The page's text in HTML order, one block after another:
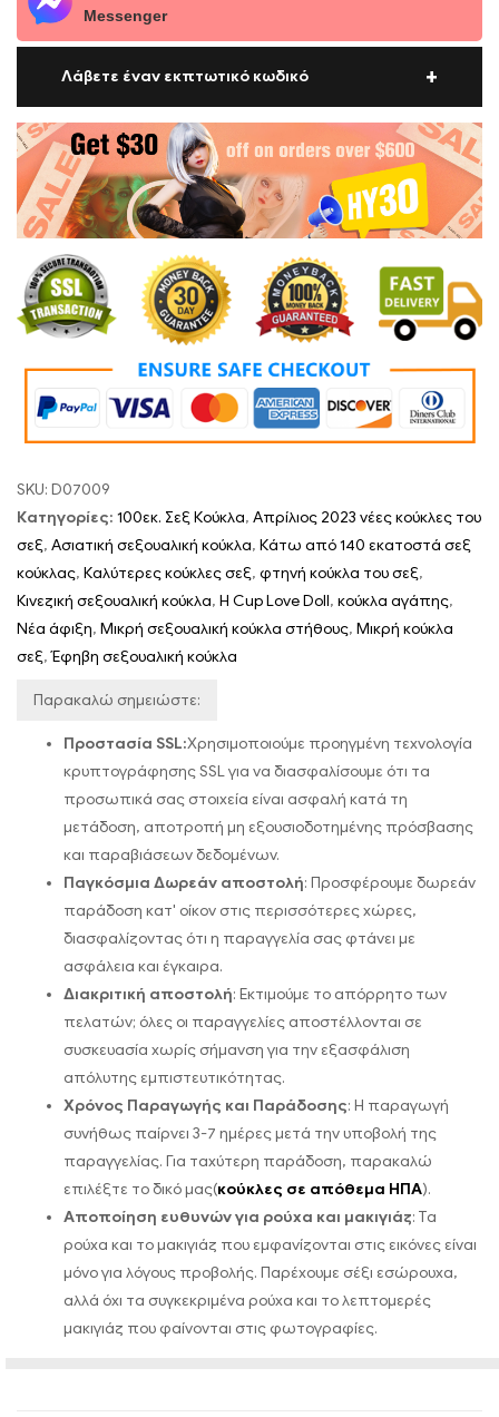
Messenger
Λάβετε έναν εκπτωτικό κωδικό
Οι τιμές της κούκλας τελειώνουν $600 είναι επιλέξιμοι για
α $30 έκπτωση.
Κωδικός έκπτωσης: hy30
Οι τιμές της κούκλας τελειώνουν $999 είναι επιλέξιμοι για α
$50 έκπτωση.
Κωδικός έκπτωσης:HY50
SKU: D07009
Κατηγορίες: 100εκ. Σεξ Κούκλα, Απρίλιος 2023 νέες κούκλες του
σεξ, Ασιατική σεξουαλική κούκλα, Κάτω από 140 εκατοστά σεξ
κούκλας, Καλύτερες κούκλες σεξ, φτηνή κούκλα του σεξ,
Κινεζική σεξουαλική κούκλα, H Cup Love Doll, κούκλα αγάπης,
Νέα άφιξη, Μικρή σεξουαλική κούκλα στήθους, Μικρή κούκλα
σεξ,Έφηβη σεξουαλική κούκλα
Παρακαλώ σημειώστε:
Προστασία SSL:Χρησιμοποιούμε προηγμένη τεχνολογία
κρυπτογράφησης SSL για να διασφαλίσουμε ότι τα
προσωπικά σας στοιχεία είναι ασφαλή κατά τη
μετάδοση, αποτροπή μη εξουσιοδοτημένης πρόσβασης
και παραβιάσεων δεδομένων.
Παγκόσμια Δωρεάν αποστολή: Προσφέρουμε δωρεάν
παράδοση κατ' οίκον στις περισσότερες χώρες,
διασφαλίζοντας ότι η παραγγελία σας φτάνει με
ασφάλεια και έγκαιρα.
Διακριτική αποστολή: Εκτιμούμε το απόρρητο των
πελατών; όλες οι παραγγελίες αποστέλλονται σε
συσκευασία χωρίς σήμανση για την εξασφάλιση
απόλυτης εμπιστευτικότητας.
Χρόνος Παραγωγής και Παράδοσης: Η παραγωγή
συνήθως παίρνει 3-7 ημέρες μετά την υποβολή της
παραγγελίας. Για ταχύτερη παράδοση, παρακαλώ
επιλέξτε το δικό μας(κούκλες σε απόθεμα ΗΠΑ).
Αποποίηση ευθυνών για ρούχα και μακιγιάζ: Τα
ρούχα και το μακιγιάζ που εμφανίζονται στις εικόνες είναι
μόνο για λόγους προβολής. Παρέχουμε σέξι εσώρουχα,
αλλά όχι τα συγκεκριμένα ρούχα και το λεπτομερές
μακιγιάζ που φαίνονται στις φωτογραφίες.